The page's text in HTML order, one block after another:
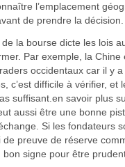
l’emplacement
de prendre la décision.
de la bourse dicte les lois
Par exemple, la Chine
occidentaux car il y
c’est difficile à vérifier, et
suffisant.en savoir plus
aussi être une bonne
Si les fondateurs
de preuve de réserve
bon signe pour être